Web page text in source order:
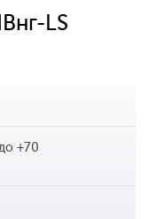
LS
+70